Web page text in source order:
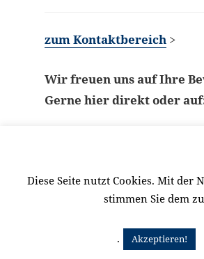
zum Kontaktbereich>
Wir freuen uns auf Ihre
Gerne hier direkt oder
Diese Seite nutzt Cookies. Mit der
stimmen Sie dem
. Akzeptieren!